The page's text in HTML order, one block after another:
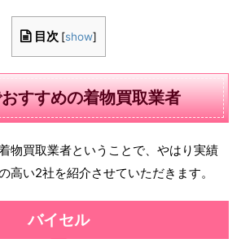
目次 [show]
すすめの着物買取業者
物買取業者ということで、やはり実績
高い2社を紹介させていただきます。
バイセル